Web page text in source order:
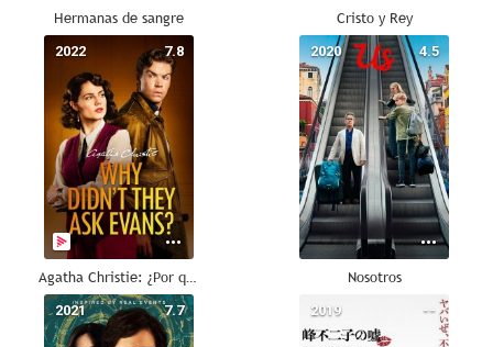
Hermanas de sangre Cristo y Rey
7.8
2022
Agatha Christie: ¿Por qué no le preguntan a Evans?
4.5
2020
Nosotros
7.7
2021 --
2019